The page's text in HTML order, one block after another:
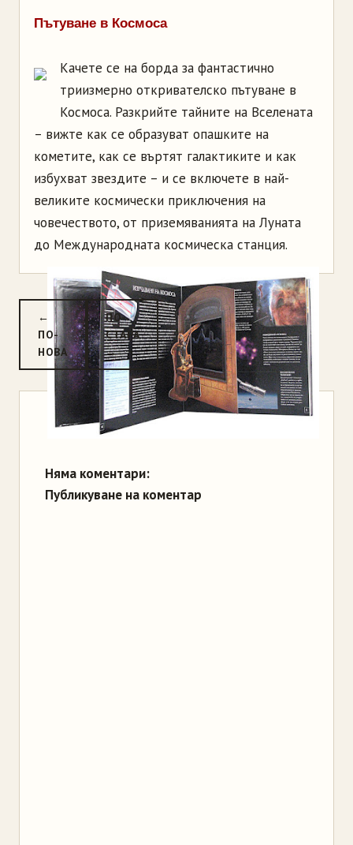
Пътуване в Космоса
Качете се на борда за фантастично
триизмерно откривателско пътуване в
Космоса. Разкрийте тайните на Вселената
– вижте как се образуват опашките на
кометите, как се въртят галактиките и как
избухват звездите – и се включете в най-
великите космически приключения на
човечеството, от приземяванията на Луната
до Международната космическа станция.
←
ПО-
НОВА
ПО-
СТАРА
→
Няма коментари:
Публикуване на коментар